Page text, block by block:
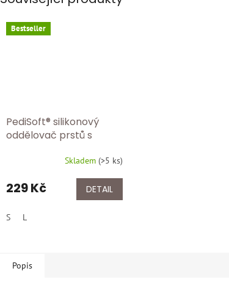
Bestseller
PediSoft® silikonový
oddělovač prstů s
Korektor prstů | 2 ks
Skladem (>5 ks)
229 Kč DETAIL
S L
Popis